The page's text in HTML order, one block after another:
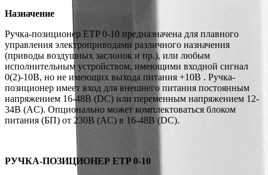
Назначение
Ручка-позиционер ETP 0-10 предназначена для плавного
управления электроприводами различного назначения
(приводы воздушных заслонок и пр.), или любым
исполнительным устройством, имеющими входной сигнал
0(2)-10В, но не имеющих выхода питания +10В . Ручка-
позиционер имеет вход для внешнего питания постоянным
напряжением 16-48В (DC) или переменным напряжением 12-
34В (AC). Опционально может комплектоваться блоком
питания (БП) от 230В (AC) в 16-48В (DC).
РУЧКА-ПОЗИЦИОНЕР ETP 0-10